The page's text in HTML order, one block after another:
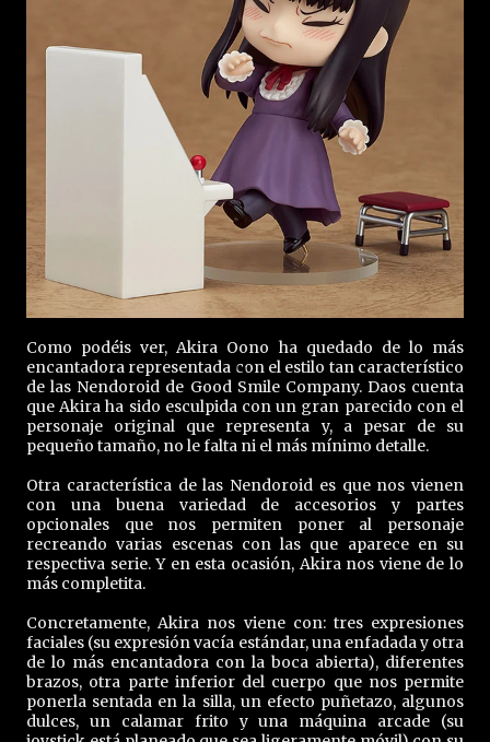
Como podéis ver, Akira Oono ha quedado de lo más
encantadora representada con el estilo tan característico
de las Nendoroid de Good Smile Company. Daos cuenta
que Akira ha sido esculpida con un gran parecido con el
personaje original que representa y, a pesar de su
pequeño tamaño, no le falta ni el más mínimo detalle.
Otra característica de las Nendoroid es que nos vienen
con una buena variedad de accesorios y partes
opcionales que nos permiten poner al personaje
recreando varias escenas con las que aparece en su
respectiva serie. Y en esta ocasión, Akira nos viene de lo
más completita.
Concretamente, Akira nos viene con: tres expresiones
faciales (su expresión vacía estándar, una enfadada y otra
de lo más encantadora con la boca abierta), diferentes
brazos, otra parte inferior del cuerpo que nos permite
ponerla sentada en la silla, un efecto puñetazo, algunos
dulces, un calamar frito y una máquina arcade (su